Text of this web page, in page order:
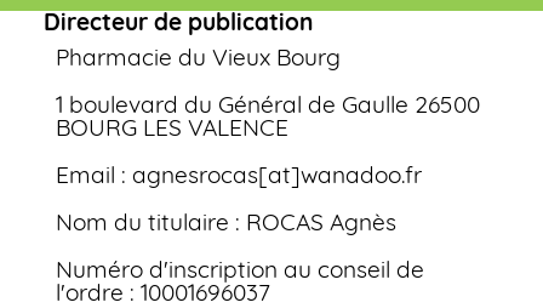
Directeur de publication
Pharmacie du Vieux Bourg
1 boulevard du Général de Gaulle 26500
BOURG LES VALENCE
Email : agnesrocas[at]wanadoo.fr
Nom du titulaire : ROCAS Agnès
Numéro d'inscription au conseil de
l'ordre : 10001696037